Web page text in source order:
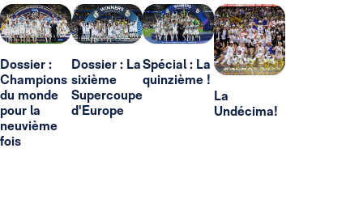
Dossier :
Champions
du monde
pour la
neuvième
fois
Dossier : La
sixième
Supercoupe
d'Europe
Spécial : La
quinzième !
La
Undécima!